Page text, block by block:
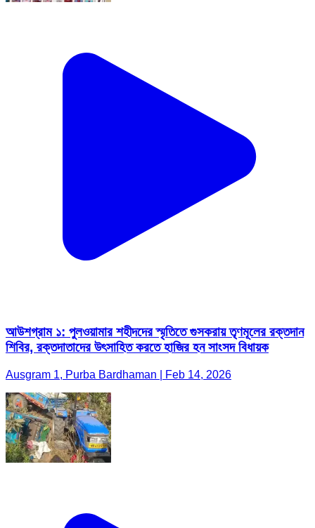
আউশগ্রাম ১: পুলওয়ামার শহীদদের স্মৃতিতে গুসকরায় তৃণমূলের রক্তদান
শিবির, রক্তদাতাদের উৎসাহিত করতে হাজির হন সাংসদ বিধায়ক
Ausgram 1, Purba Bardhaman | Feb 14, 2026